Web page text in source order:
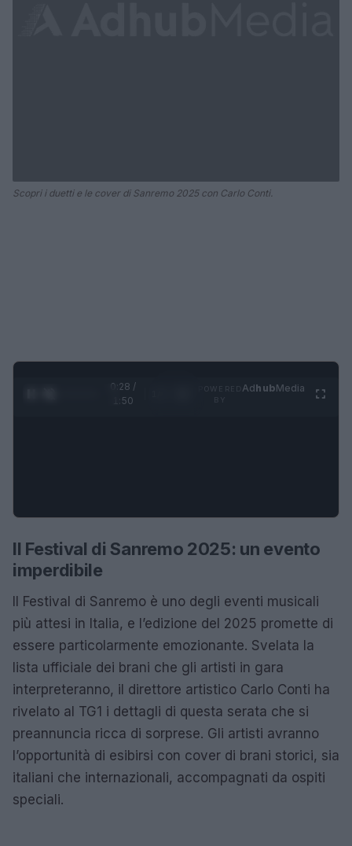
Scopri i duetti e le cover di Sanremo 2025 con Carlo Conti.
0:28 /
1:50
AdhubMedia
Il Festival di Sanremo 2025: un evento
imperdibile
Il Festival di Sanremo è uno degli eventi musicali
più attesi in Italia, e l’edizione del 2025 promette di
essere particolarmente emozionante. Svelata la
lista ufficiale dei brani che gli artisti in gara
interpreteranno, il direttore artistico Carlo Conti ha
rivelato al TG1 i dettagli di questa serata che si
preannuncia ricca di sorprese. Gli artisti avranno
l’opportunità di esibirsi con cover di brani storici, sia
italiani che internazionali, accompagnati da ospiti
speciali.